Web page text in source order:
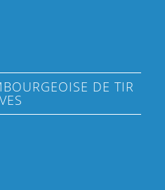
DE TIR